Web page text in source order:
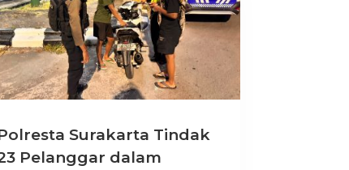
Surakarta Tindak
Pelanggar dalam